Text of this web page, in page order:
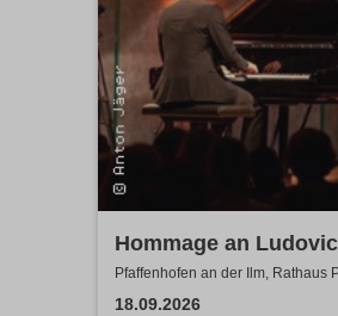
Hommage an
Einaudi - von Jonah
Pfaffenhofen an der Ilm, Rathaus
Festsaal
18.09.2026